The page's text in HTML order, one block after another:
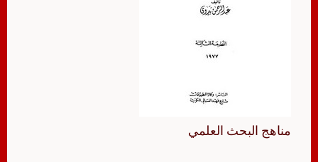
مناهج البحث العلمي